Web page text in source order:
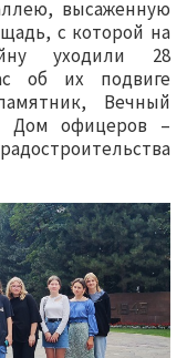
высаженную
с которой на
уходили 28
об их подвиге
Вечный
Дом офицеров –